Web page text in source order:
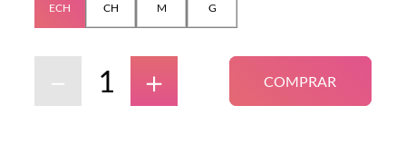
ECH CH M G
＋
－ COMPRAR